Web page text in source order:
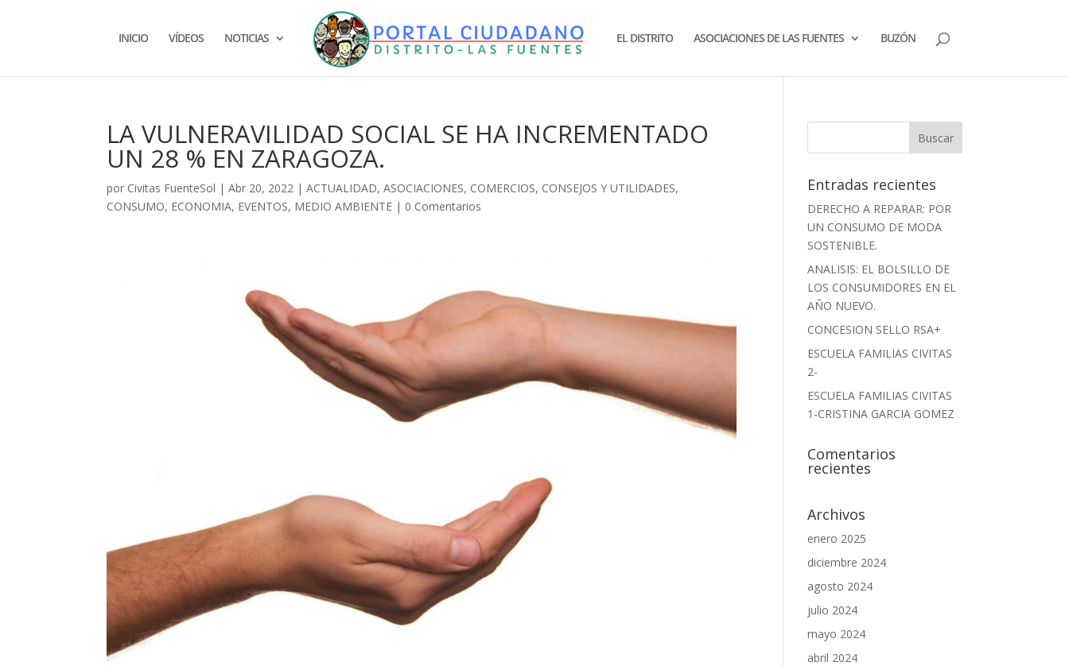
INICIO VÍDEOS NOTICIAS EL DISTRITO ASOCIACIONES DE LAS FUENTES BUZÓN
LA VULNERAVILIDAD SOCIAL SE HA INCREMENTADO
UN 28 % EN ZARAGOZA.
por Civitas FuenteSol |Abr 20, 2022 |ACTUALIDAD,ASOCIACIONES, COMERCIOS, CONSEJOS Y UTILIDADES,
CONSUMO, ECONOMIA, EVENTOS, MEDIO AMBIENTE | 0 Comentarios
Entradas recientes
DERECHO A REPARAR: POR
UN CONSUMO DE MODA
SOSTENIBLE.
ANALISIS: EL BOLSILLO DE
LOS CONSUMIDORES EN EL
AÑO NUEVO.
CONCESION SELLO RSA+
ESCUELA FAMILIAS CIVITAS
2-
ESCUELA FAMILIAS CIVITAS
1-CRISTINA GARCIA GOMEZ
Comentarios
recientes
Archivos
enero 2025
diciembre 2024
agosto 2024
julio 2024
mayo 2024
abril 2024